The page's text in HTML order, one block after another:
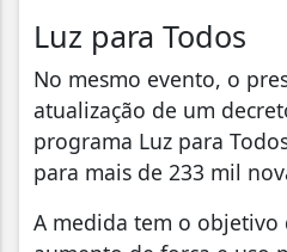
Luz para Todos
No mesmo evento, o
atualização de um
programa Luz para
para mais de 233 mil
A medida tem o